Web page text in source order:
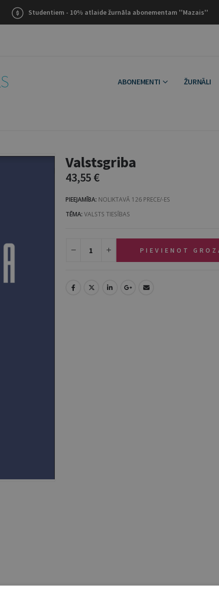
Studentiem - 10% atlaide žurnāla abonementam ''Mazais''
ABONEMENTI ŽURNĀLI
Valstsgriba
43,55€
PIEEJAMĪBA: NOLIKTAVĀ 126 PRECE/-ES
TĒMA: VALSTS TIESĪBAS
PIEVIENOT
(0)